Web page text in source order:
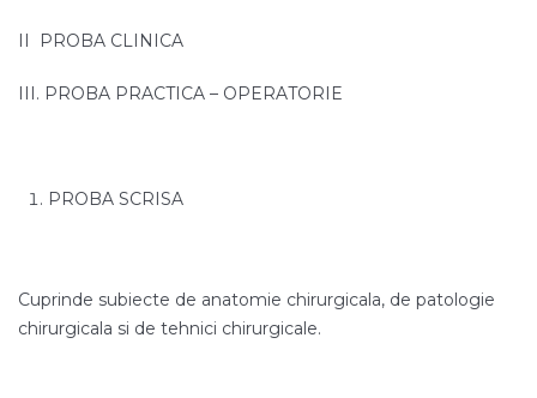
II PROBA CLINICA
III. PROBA PRACTICA – OPERATORIE
PROBA SCRISA
Cuprinde subiecte de anatomie chirurgicala, de patologie
chirurgicala si de tehnici chirurgicale.